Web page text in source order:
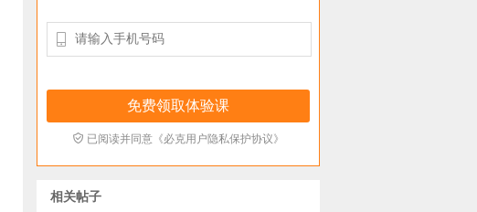

 已阅读并同意《必克用户隐私保护协议》
相关帖子